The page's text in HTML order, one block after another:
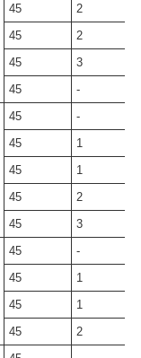
45 2
45 2
45 3
45 -
45 -
45 1
45 1
45 2
45 3
45 -
45 1
45 1
45 2